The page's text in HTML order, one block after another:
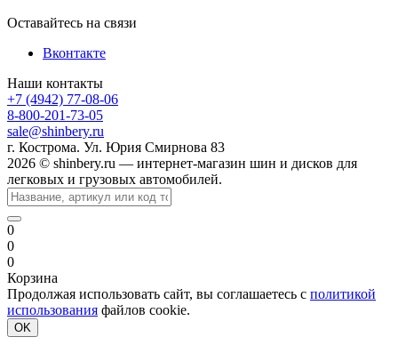
Оставайтесь на связи
Вконтакте
Наши контакты
+7 (4942) 77-08-06
8-800-201-73-05
sale@shinbery.ru
г. Кострома. Ул. Юрия Смирнова 83
2026 © shinbery.ru — интернет-магазин шин и дисков для
легковых и грузовых автомобилей.
0
0
0
Корзина
Продолжая использовать сайт, вы соглашаетесь с политикой
использования файлов cookie.
OK